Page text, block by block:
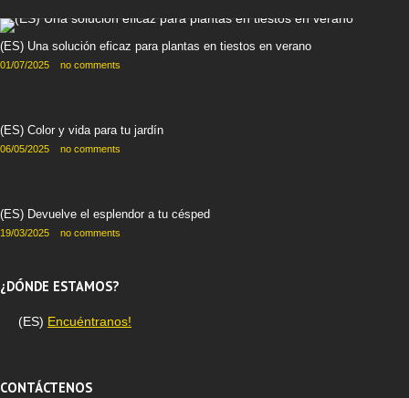
(ES) Una solución eficaz para plantas en tiestos en verano
01/07/2025 no comments
(ES) Color y vida para tu jardín
06/05/2025 no comments
(ES) Devuelve el esplendor a tu césped
19/03/2025 no comments
¿DÓNDE ESTAMOS?
(ES) Encuéntranos!
CONTÁCTENOS